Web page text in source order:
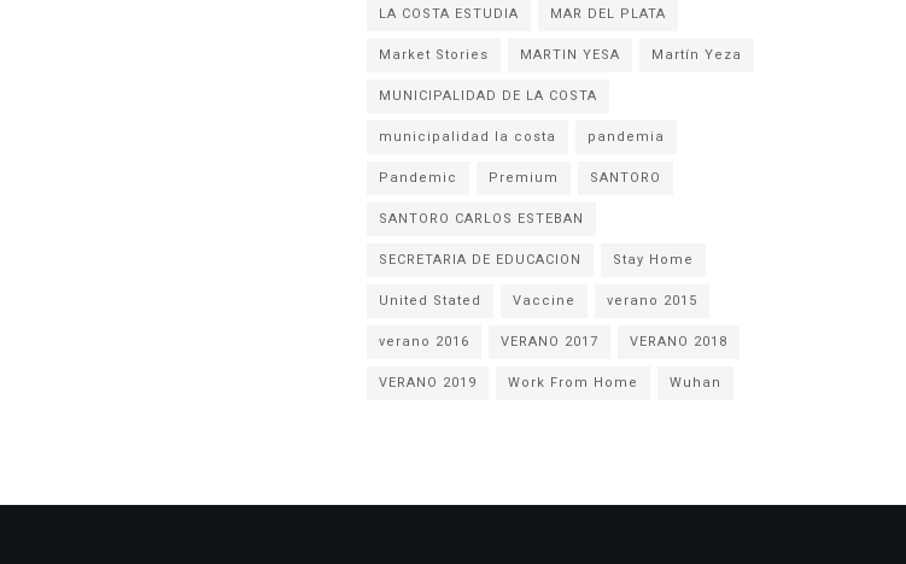
LA COSTA ESTUDIA
MAR DEL PLATA
Market Stories
MARTIN YESA
Martín Yeza
MUNICIPALIDAD DE LA COSTA
municipalidad la costa
pandemia
Pandemic
Premium
SANTORO
SANTORO CARLOS ESTEBAN
SECRETARIA DE EDUCACION
Stay Home
United Stated
Vaccine
verano 2015
verano 2016
VERANO 2017
VERANO 2018
VERANO 2019
Work From Home Wuhan